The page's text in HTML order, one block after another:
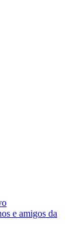
e amigos da